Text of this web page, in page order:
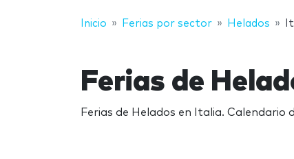
Inicio Ferias por sector Helados
Ferias de
Ferias de Helados en Italia. Calendario